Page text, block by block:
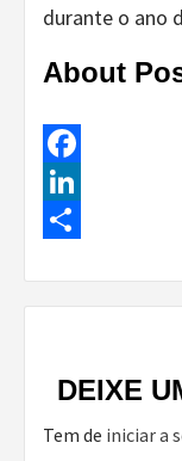
durante o ano
About
Facebook
LinkedIn
Reading
DEIXE
Tem de iniciar a